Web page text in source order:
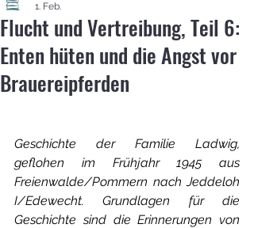
Flucht und Vertreibung, Teil 6:
Enten hüten und die Angst vor
Brauereipferden
1. Feb.
Geschichte der Familie Ladwig,
geflohen im Frühjahr 1945 aus
Freienwalde/Pommern nach Jeddeloh
I/Edewecht. Grundlagen für die
Geschichte sind die Erinnerungen von